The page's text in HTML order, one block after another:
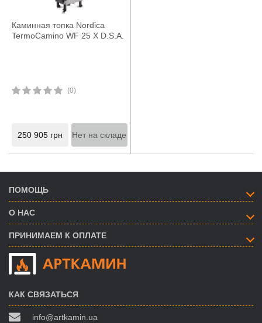
Каминная топка Nordica
TermoCamino WF 25 X D.S.A.
(0)
250 905 грн Нет на складе
ПОМОЩЬ
О НАС
ПРИНИМАЕМ К ОПЛАТЕ
КАК СВЯЗАТЬСЯ
info@artkamin.ua